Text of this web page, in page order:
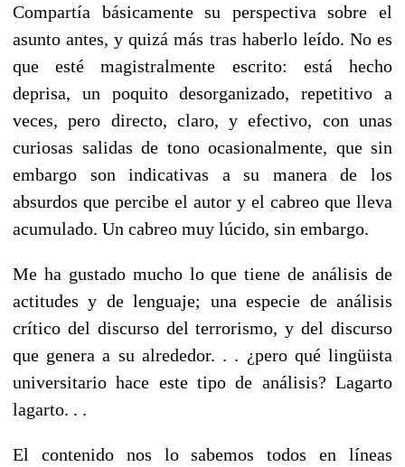
Compartía básicamente su perspectiva sobre el
asunto antes, y quizá más tras haberlo leído. No es
que esté magistralmente escrito: está hecho
deprisa, un poquito desorganizado, repetitivo a
veces, pero directo, claro, y efectivo, con unas
curiosas salidas de tono ocasionalmente, que sin
embargo son indicativas a su manera de los
absurdos que percibe el autor y el cabreo que lleva
acumulado. Un cabreo muy lúcido, sin embargo.
Me ha gustado mucho lo que tiene de análisis de
actitudes y de lenguaje; una especie de análisis
crítico del discurso del terrorismo, y del discurso
que genera a su alrededor. . . ¿pero qué lingüista
universitario hace este tipo de análisis? Lagarto
lagarto. . .
El contenido nos lo sabemos todos en líneas